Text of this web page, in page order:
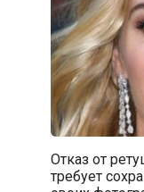
Отказ от
требует